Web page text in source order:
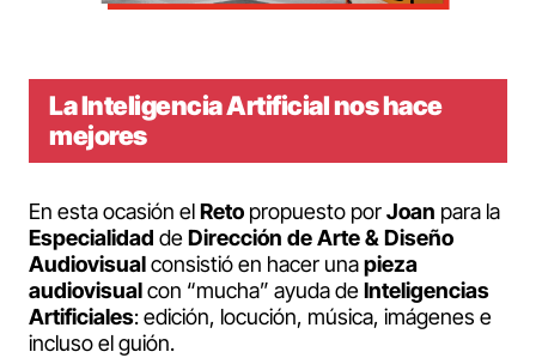
La Inteligencia Artificial nos hace
mejores
En esta ocasión elReto propuesto porJoan para la
Especialidad deDirección de Arte & Diseño
Audiovisualconsistió en hacer unapieza
audiovisualcon “mucha” ayuda deInteligencias
Artificiales: edición, locución, música, imágenes e
incluso el guión.